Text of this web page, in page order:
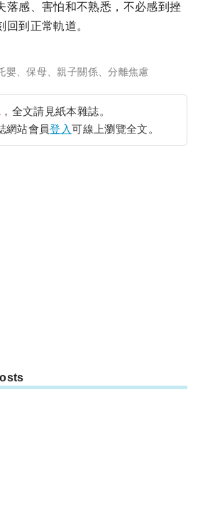
落感、害怕和不熟悉，不必感到挫
到正常軌道。
嬰、保母 親子關係、分離焦慮
，全文請見紙本雜誌。
網站會員登入可線上瀏覽全文。